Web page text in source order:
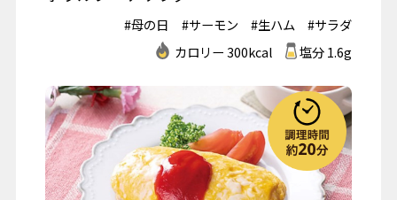
#母の日 #サーモン #生ハム
#サラダ
カロリー 300kcal
塩分 1.6g